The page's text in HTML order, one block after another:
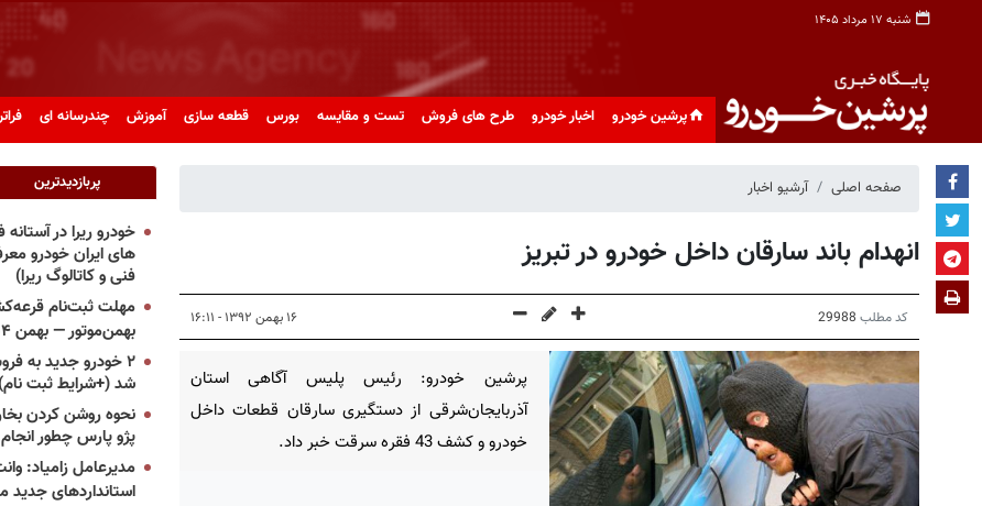
شنبه ۱۷ مرداد ۱۴۰۵
پرشین خودرو اخبار خودرو طرح های فروش تست و مقایسه بورس قطعه سازی آموزش چندرسانه ای
صفحه اصلی آرشیو اخبار
انهدام باند سارقان داخل خودرو در تبریز
کد مطلب 29988 ۱۶ بهمن ۱۳۹۲ - ۱۶:۱۱
پرشین خودرو: رئیس پلیس آگاهی استان
آذربایجان‌شرقی از دستگیری سارقان قطعات داخل
خودرو و کشف 43 فقره سرقت خبر داد.
پربازدیدترین
خودرو ریرا در
های ایران خودرو
فنی و کاتالوگ ریرا)
مهلت ثبت‌نام
بهمن‌موتور — بهمن ۱۴۰۴
۲ خودرو جدید به
شد (+شرایط ثبت نام)
نحوه روشن کردن
پژو پارس چطور
مدیرعامل زامیاد:
استانداردهای جدید